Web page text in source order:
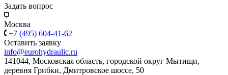
Задать вопрос
Москва
+7 (495) 604-41-62
Оставить заявку
info@eurohydraulic.ru
141044, Московская область, городской округ Мытищи,
деревня Грибки, Дмитровское шоссе, 50